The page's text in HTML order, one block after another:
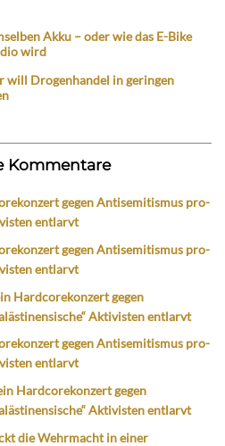
Akku – oder wie das E-Bike
wird
will Drogenhandel in geringen
Kommentare
gegen Antisemitismus pro-
entlarvt
gegen Antisemitismus pro-
entlarvt
Hardcorekonzert gegen
Aktivisten entlarvt
gegen Antisemitismus pro-
entlarvt
Hardcorekonzert gegen
Aktivisten entlarvt
die Wehrmacht in einer